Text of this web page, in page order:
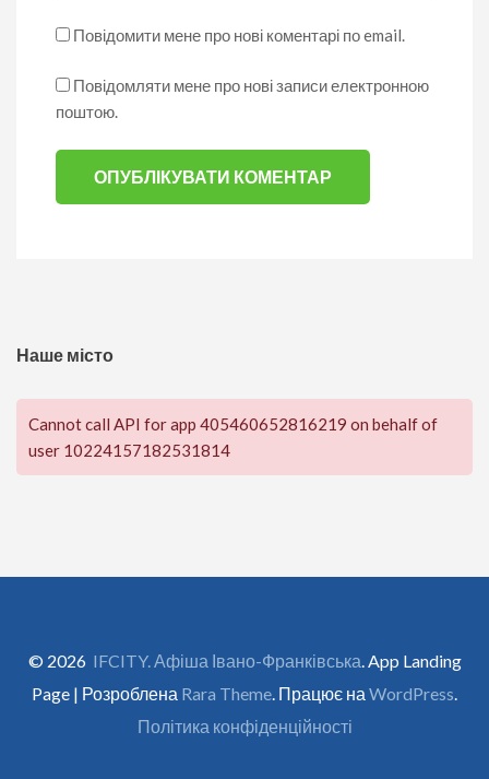
Повідомити мене про нові коментарі по email.
Повідомляти мене про нові записи електронною
поштою.
Наше місто
Cannot call API for app 405460652816219 on behalf of
user 10224157182531814
© 2026 IFCITY. Афіша Івано-Франківська . App Landing
Page | Розроблена Rara Theme . Працює на WordPress
Політика конфіденційності